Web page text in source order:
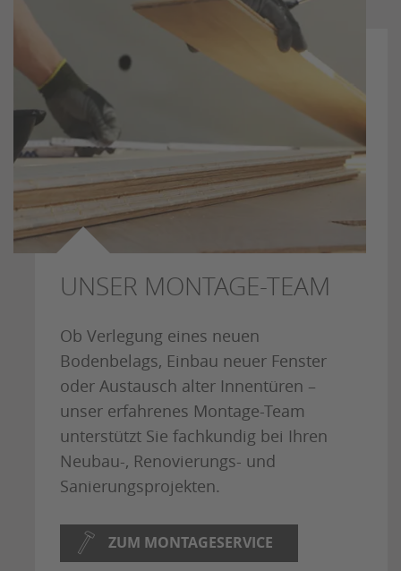
UNSER MONTAGE-TEAM
Ob Verlegung eines neuen
Bodenbelags, Einbau neuer Fenster
oder Austausch alter Innentüren –
unser erfahrenes Montage-Team
unterstützt Sie fachkundig bei Ihren
Neubau-, Renovierungs- und
Sanierungsprojekten.
ZUM MONTAGESERVICE